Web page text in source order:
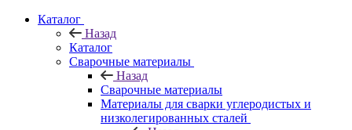
Каталог
Назад
Каталог
Сварочные материалы
Назад
Сварочные материалы
Материалы для сварки углеродистых и
низколегированных сталей